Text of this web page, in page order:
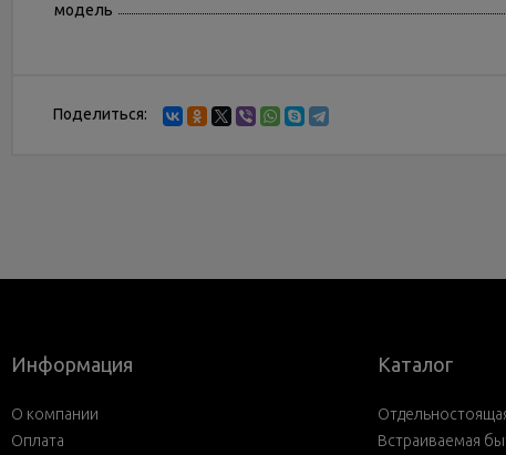
модель
Поделиться:
Информация
О компании
Оплата
Каталог
Встраиваемая